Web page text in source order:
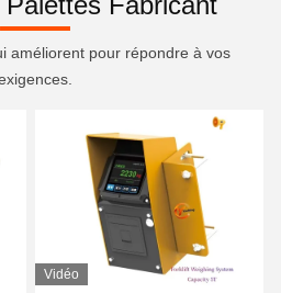
améliorent pour répondre à vos
Vidéo